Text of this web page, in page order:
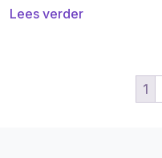
Lees verder
1